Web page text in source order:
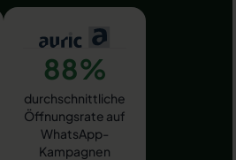
88%
durchschnittliche
Öffnungsrate auf
WhatsApp-
Kampagnen